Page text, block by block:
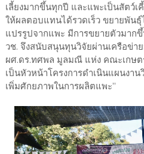
เลี้ยงมากขึ้นทุกปี และแพะเป็นสัตว์เ
ให้ผลตอบแทนได้รวดเร็ว ขยายพัน
แปรรูปจากแพะ มีการขยายตัวมาก
วช. จึงสนับสนุนทุนวิจัยผ่านเครือข่า
ผศ.ดร.ทศพล มูลมณี แห่ง คณะเกษต
เป็นหัวหน้าโครงการดำเนินแผนงา
เพิ่มศักยภาพในการผลิตแพะ”